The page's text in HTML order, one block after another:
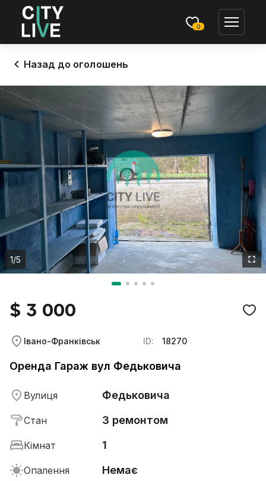
0
Назад до оголошень
1/5
$ 3 000
Івано-Франківськ ID: 18270
Оренда Гараж вул Федьковича
Вулиця Федьковича
Стан З ремонтом
Кімнат 1
Опалення Немає